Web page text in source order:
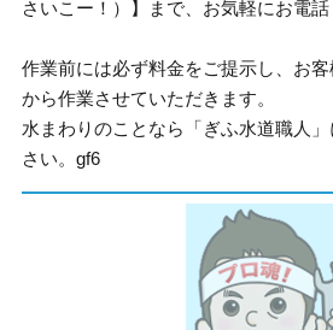
さいこー！）】まで、お気軽にお電話
作業前には必ず料金をご提示し、お
から作業させていただきます。
水まわりのことなら「ぎふ水道職人
さい。gf6